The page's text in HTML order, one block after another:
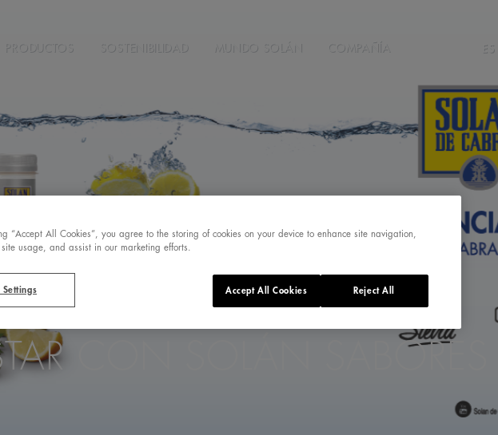
PRODUCTOS SOSTENIBILIDAD MUNDO SOLÁN COMPAÑÍA ES
EXPERIENCIAS
CON SOLÁN SABORES
“Accept All Cookies”, you agree to the storing of cookies on your device to enhance site navigation,
usage, and assist in our marketing efforts.
Reject All
Accept All Cookies
Settings